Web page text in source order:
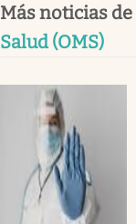
Más noticias de
Salud (OMS)